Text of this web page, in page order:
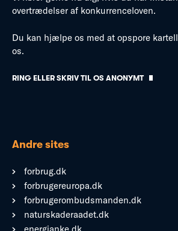
overtrædelser af konkurrenceloven.
Du kan hjælpe os med at opspore
os.
RING ELLER SKRIV TIL OS ANONYMT
Andre sites
forbrug.dk
forbrugereuropa.dk
forbrugerombudsmanden.dk
naturskaderaadet.dk